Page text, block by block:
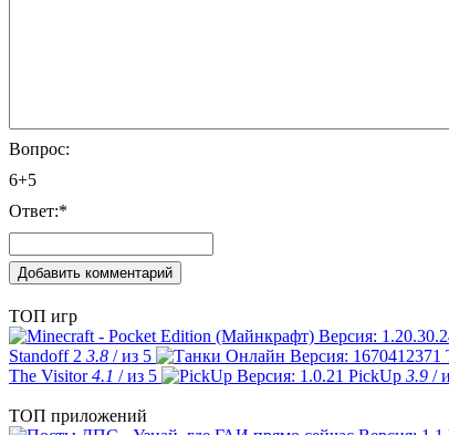
Вопрос:
6+5
Ответ:*
ТОП игр
Standoff 2 3.8 / из 5
The Visitor4.1 / из 5 PickUp 3.9 /
ТОП приложений